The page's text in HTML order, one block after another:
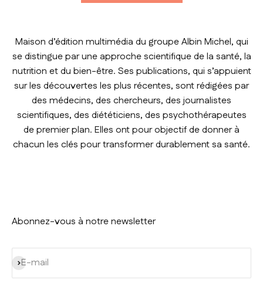
Maison d’édition multimédia du groupe Albin Michel, qui
se distingue par une approche scientifique de la santé, la
nutrition et du bien-être. Ses publications, qui s’appuient
sur les découvertes les plus récentes, sont rédigées par
des médecins, des chercheurs, des journalistes
scientifiques, des diététiciens, des psychothérapeutes
de premier plan. Elles ont pour objectif de donner à
chacun les clés pour transformer durablement sa santé.
Abonnez-vous à notre newsletter
E-mail
S'inscrire